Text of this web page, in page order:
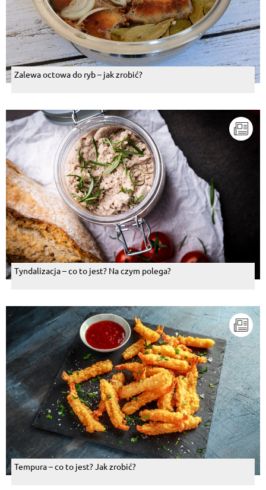
Zalewa octowa do ryb – jak zrobić?
Tyndalizacja – co to jest? Na czym polega?
Tempura – co to jest? Jak zrobić?